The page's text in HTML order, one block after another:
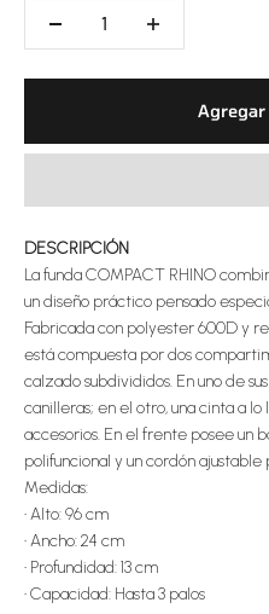
Agregar
DESCRIPCIÓN
La funda COMPACT RHINO
un diseño práctico pensado
Fabricada con polyester 600D y
está compuesta por dos
calzado subdivididos. En uno de
canilleras; en el otro, una cinta a
accesorios. En el frente posee un
polifuncional y un cordón ajustable
Medidas:
•Alto: 96 cm
•Ancho: 24 cm
• Profundidad: 13 cm
•Capacidad: Hasta 3 palos